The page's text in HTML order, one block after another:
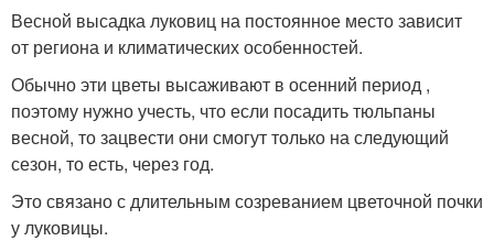
Весной высадка луковиц на постоянное место зависит
от региона и климатических особенностей.
Обычно эти цветы высаживают в осенний период ,
поэтому нужно учесть, что если посадить тюльпаны
весной, то зацвести они смогут только на следующий
сезон, то есть, через год.
Это связано с длительным созреванием цветочной почки
у луковицы.